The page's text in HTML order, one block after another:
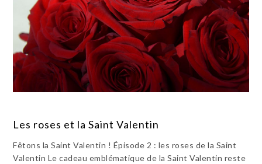
Les roses et la Saint Valentin
Fêtons la Saint Valentin ! Épisode 2 : les roses de la Saint
Valentin Le cadeau emblématique de la Saint Valentin reste